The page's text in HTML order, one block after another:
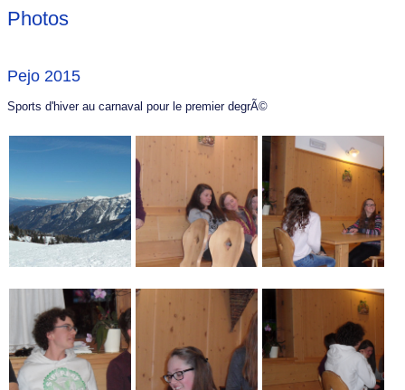
Photos
Pejo 2015
Sports d'hiver au carnaval pour le premier degrÃ©